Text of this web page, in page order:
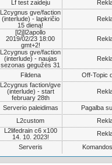
Lf test zaideju
L2cygnus gve/faction
(interlude) - lapkričio
15 dieną!
[l2j]l2apollo
2019/02/23 18:00
gmt+2!
L2cygnus gve/faction
(interlude) - naujas
sezonas gegužės 31
Fildena
Off-Topic
L2cygnus faction/gve
(interlude) - start
february 28th
Serverio paleidimas
Pagalba
L2custom
L2lifedrain c6 x100
14. 10. 2023!
Serveris